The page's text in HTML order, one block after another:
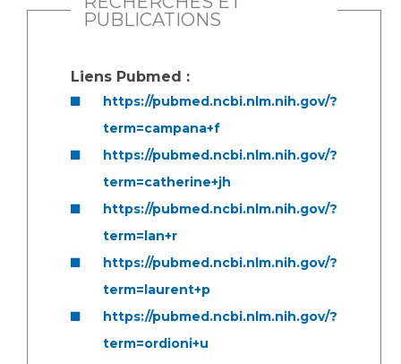
PUBLICATIONS
Liens Pubmed :
https://pubmed.ncbi.nlm.nih.gov/?
term=campana+f
https://pubmed.ncbi.nlm.nih.gov/?
term=catherine+jh
https://pubmed.ncbi.nlm.nih.gov/?
term=lan+r
https://pubmed.ncbi.nlm.nih.gov/?
term=laurent+p
https://pubmed.ncbi.nlm.nih.gov/?
term=ordioni+u